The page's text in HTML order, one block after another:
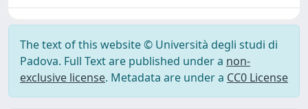
The text of this website © Università degli studi di
Padova. Full Text are published under a non-
exclusive license. Metadata are under a CC0 License